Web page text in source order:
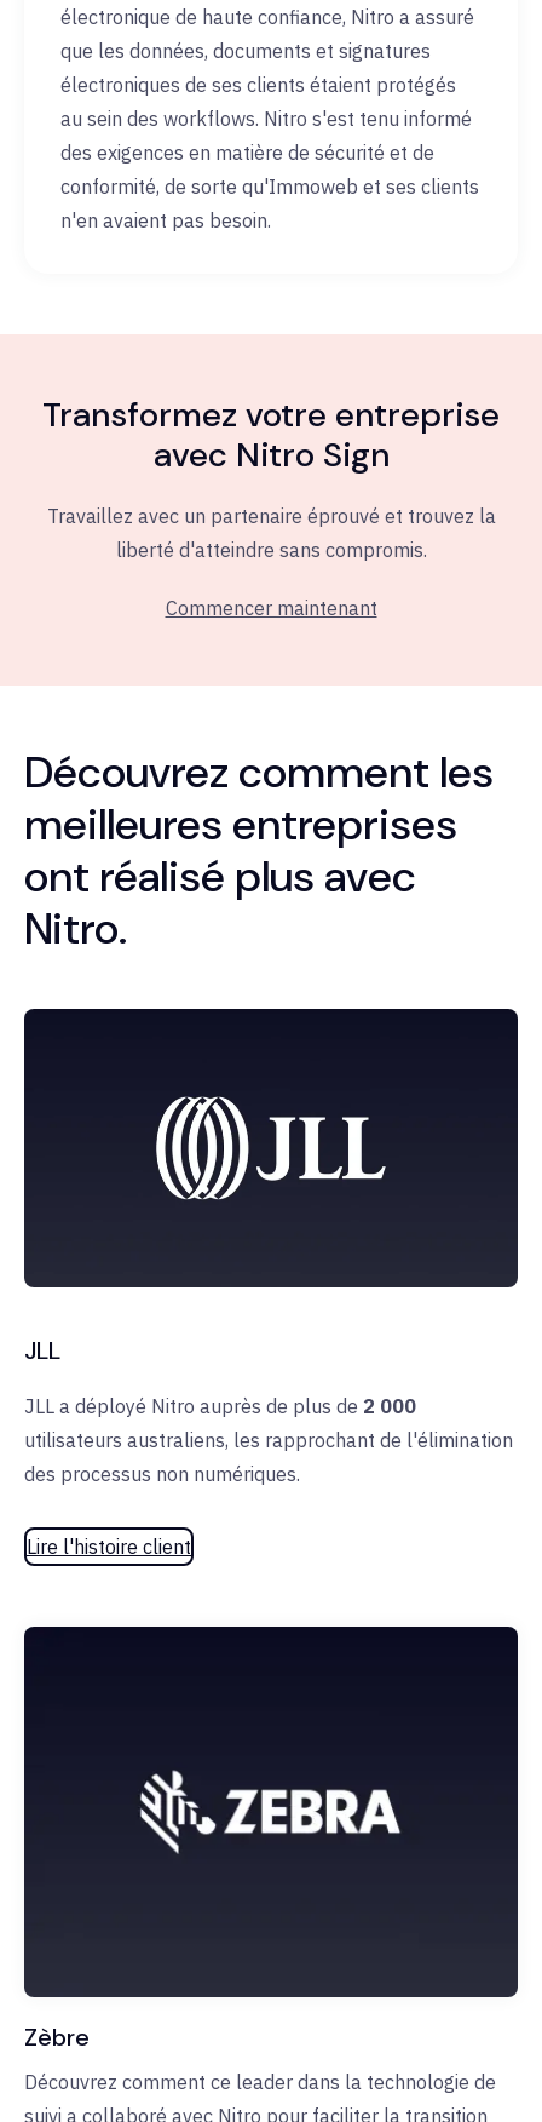
électronique de haute confiance, Nitro a assuré
que les données, documents et signatures
électroniques de ses clients étaient protégés
au sein des workflows. Nitro s'est tenu informé
des exigences en matière de sécurité et de
conformité, de sorte qu'Immoweb et ses clients
n'en avaient pas besoin.
Transformez votre entreprise
avec Nitro Sign
Travaillez avec un partenaire éprouvé et trouvez la
liberté d'atteindre sans compromis.
Commencer maintenant
Découvrez comment les
meilleures entreprises
ont réalisé plus avec
Nitro.
JLL
JLL a déployé Nitro auprès de plus de 2 000
utilisateurs australiens, les rapprochant de l'élimination
des processus non numériques.
Lire l'histoire client
Zèbre
Découvrez comment ce leader dans la technologie de
suivi a collaboré avec Nitro pour faciliter la transition